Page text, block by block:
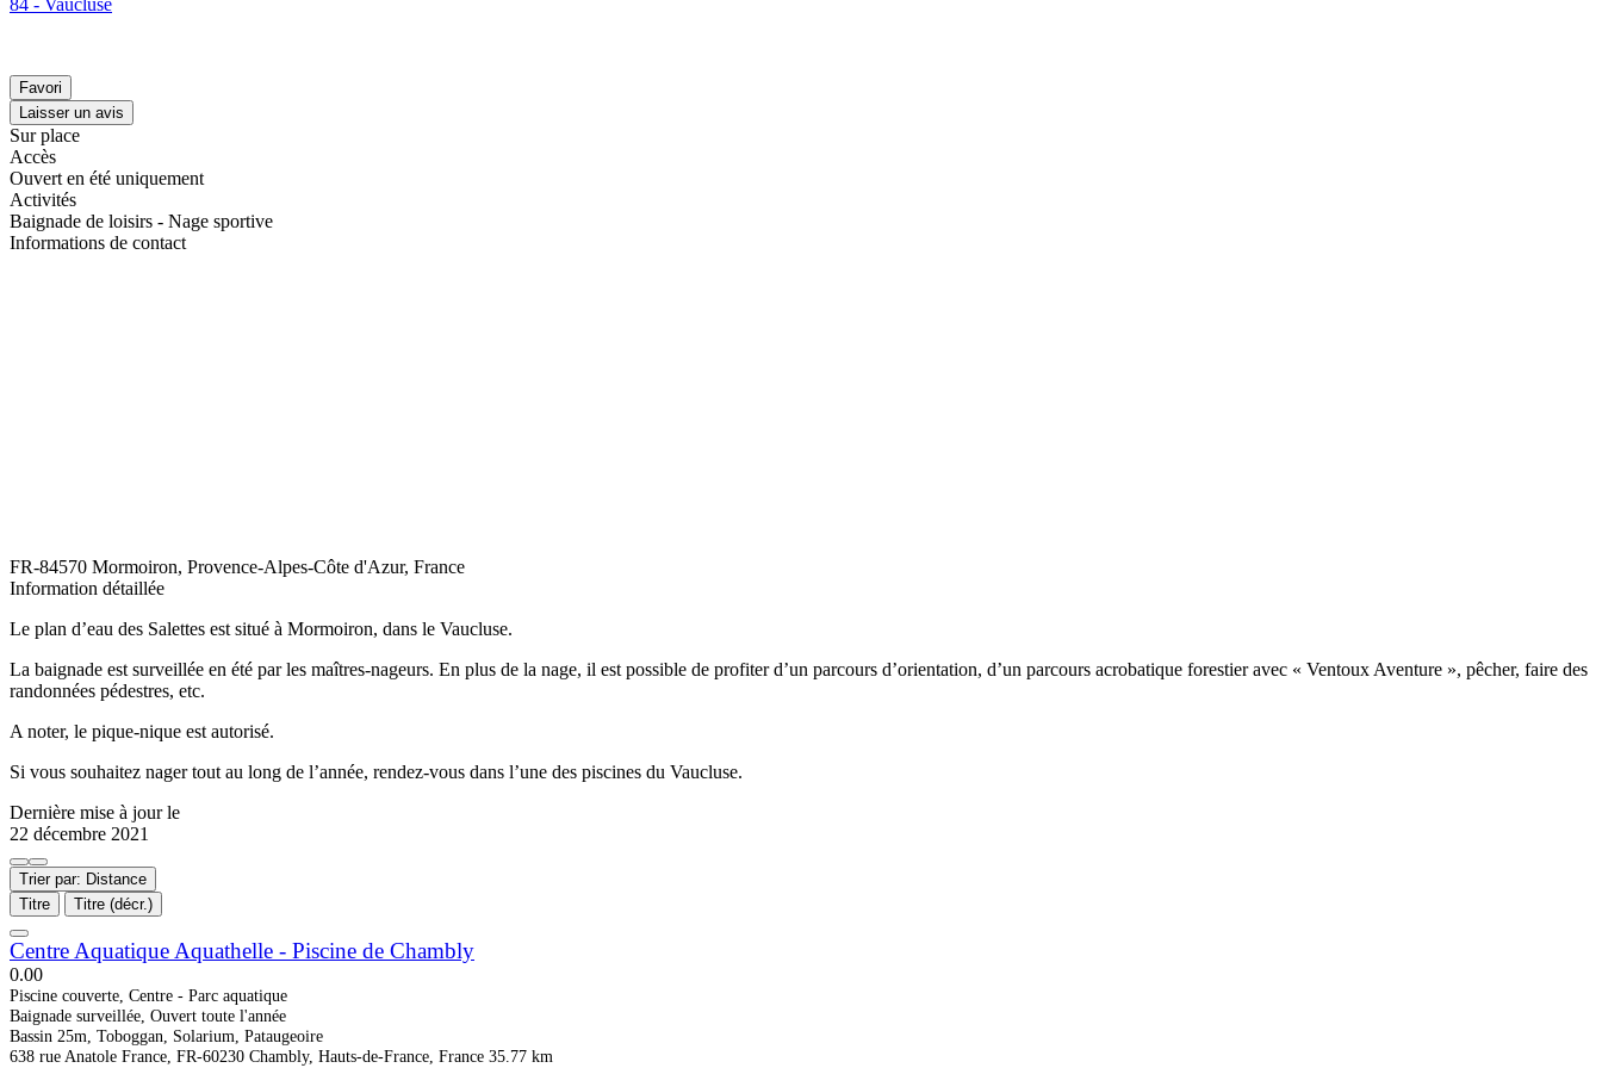
Favori
Laisser un avis
Sur place
Accès
Ouvert en été uniquement
Activités
Baignade de loisirs - Nage sportive
Informations de contact
FR-84570 Mormoiron, Provence-Alpes-Côte d'Azur, France
Information détaillée
Le plan d’eau des Salettes est situé à Mormoiron, dans le Vaucluse.
La baignade est surveillée en été par les maîtres-nageurs. En plus de la nage, il est possible de profiter d’un parcours d’orientation, d’un parcours acrobatique forestier avec « Ventoux Aventure », pêcher, faire des
randonnées pédestres, etc.
A noter, le pique-nique est autorisé.
Si vous souhaitez nager tout au long de l’année, rendez-vous dans l’une des piscines du Vaucluse.
Dernière mise à jour le
22 décembre 2021
Trier par: Distance
Titre
Titre (décr.)
Centre Aquatique Aquathelle - Piscine de Chambly
0.00
Piscine couverte, Centre - Parc aquatique
Baignade surveillée, Ouvert toute l'année
Bassin 25m, Toboggan, Solarium, Pataugeoire
638 rue Anatole France, FR-60230 Chambly, Hauts-de-France, France 35.77 km